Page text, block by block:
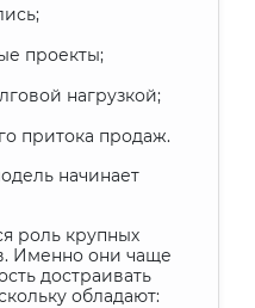
проекты;
нагрузкой;
притока продаж.
начинает
роль крупных
Именно они чаще
достраивать
обладают: